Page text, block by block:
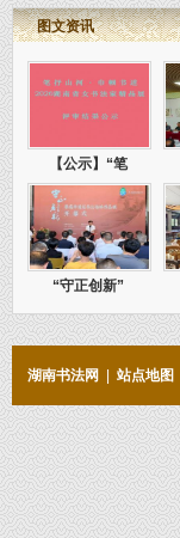
图文资讯
【公示】“笔
“守正创新”
湖南书法网 站点地图